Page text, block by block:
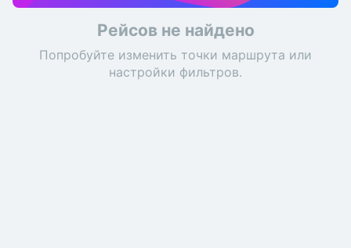
Рейсов не найдено
Попробуйте изменить точки маршрута или
настройки фильтров.